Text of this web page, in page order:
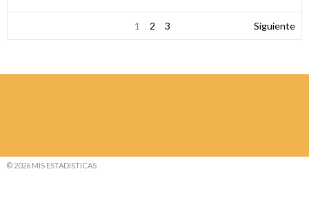
1 2 3 Siguiente
© 2026 MIS ESTADISTICAS